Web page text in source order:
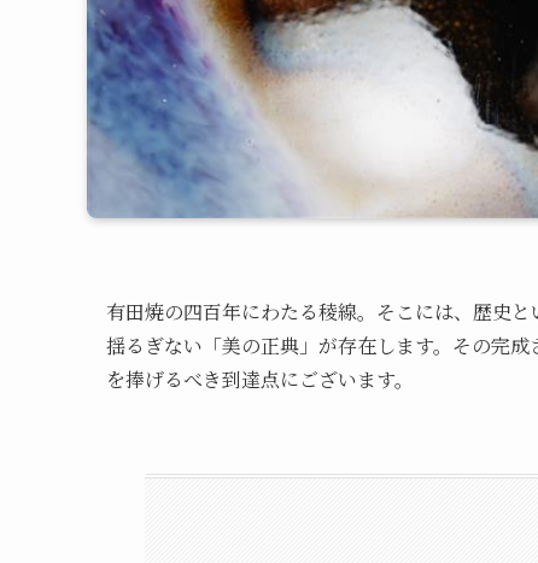
有田焼の四百年にわたる稜線。そこには、歴史
揺るぎない「美の正典」が存在します。その完
を捧げるべき到達点にございます。